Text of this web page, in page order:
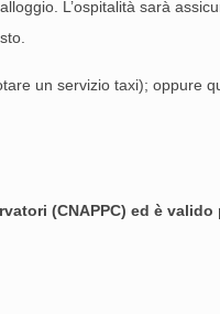
L’ospitalità sarà
un servizio taxi); oppure
(CNAPPC) ed è